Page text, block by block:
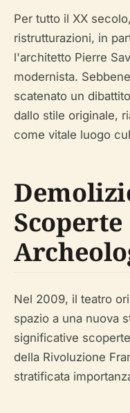
Per tutto il XX
ristrutturazioni, in
l'architetto Pierre
modernista.
scatenato un
dallo stile originale,
come vitale luogo
Scoperte
Nel 2009, il teatro
spazio a una nuova
significative
della Rivoluzione
stratificata